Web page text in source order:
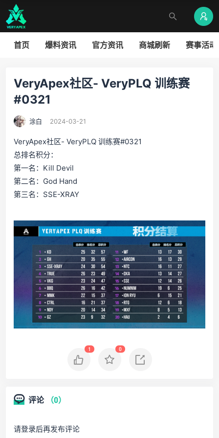
首页 爆料资讯 官方资讯 商城刷新 赛事活动
VeryApex社区- VeryPLQ 训练赛
#0321
涂白 2024-03-21
VeryApex社区- VeryPLQ 训练赛#0321
总排名积分：
第一名：Kill Devil
第二名：God Hand
第三名：SSE-XRAY
1 0
评论 （0）
请登录后再发布评论